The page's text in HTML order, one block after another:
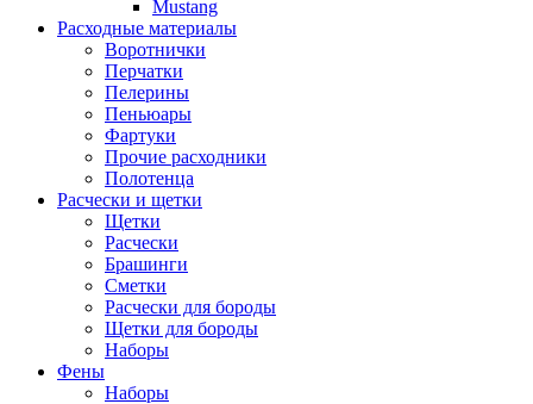
Mustang
Расходные материалы
Воротнички
Перчатки
Пелерины
Пеньюары
Фартуки
Прочие расходники
Полотенца
Расчески и щетки
Щетки
Расчески
Брашинги
Сметки
Расчески для бороды
Щетки для бороды
Наборы
Фены
Наборы